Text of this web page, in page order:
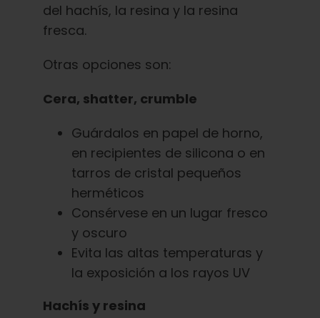
del hachís, la resina y la resina
fresca.
Otras opciones son:
Cera, shatter, crumble
Guárdalos en papel de horno,
en recipientes de silicona o en
tarros de cristal pequeños
herméticos
Consérvese en un lugar fresco
y oscuro
Evita las altas temperaturas y
la exposición a los rayos UV
Hachís y resina